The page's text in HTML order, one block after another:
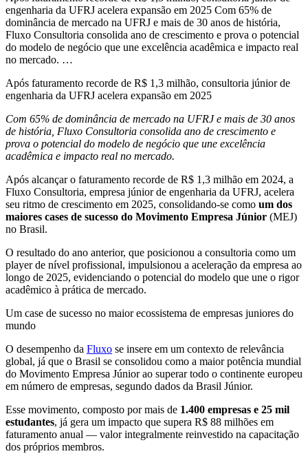
engenharia da UFRJ acelera expansão em 2025 Com 65% de
dominância de mercado na UFRJ e mais de 30 anos de história,
Fluxo Consultoria consolida ano de crescimento e prova o potencial
do modelo de negócio que une excelência acadêmica e impacto real
no mercado. …
Após faturamento recorde de R$ 1,3 milhão, consultoria júnior de
engenharia da UFRJ acelera expansão em 2025
Com 65% de dominância de mercado na UFRJ e mais de 30 anos
de história, Fluxo Consultoria consolida ano de crescimento e
prova o potencial do modelo de negócio que une excelência
acadêmica e impacto real no mercado.
Após alcançar o faturamento recorde de R$ 1,3 milhão em 2024, a
Fluxo Consultoria, empresa júnior de engenharia da UFRJ, acelera
seu ritmo de crescimento em 2025, consolidando-se como um dos
maiores cases de sucesso do Movimento Empresa Júnior (MEJ)
no Brasil.
O resultado do ano anterior, que posicionou a consultoria como um
player de nível profissional, impulsionou a aceleração da empresa ao
longo de 2025, evidenciando o potencial do modelo que une o rigor
acadêmico à prática de mercado.
Um case de sucesso no maior ecossistema de empresas juniores do
mundo
O desempenho da Fluxo se insere em um contexto de relevância
global, já que o Brasil se consolidou como a maior potência mundial
do Movimento Empresa Júnior ao superar todo o continente europeu
em número de empresas, segundo dados da Brasil Júnior.
Esse movimento, composto por mais de 1.400 empresas e 25 mil
estudantes, já gera um impacto que supera R$ 88 milhões em
faturamento anual — valor integralmente reinvestido na capacitação
dos próprios membros.